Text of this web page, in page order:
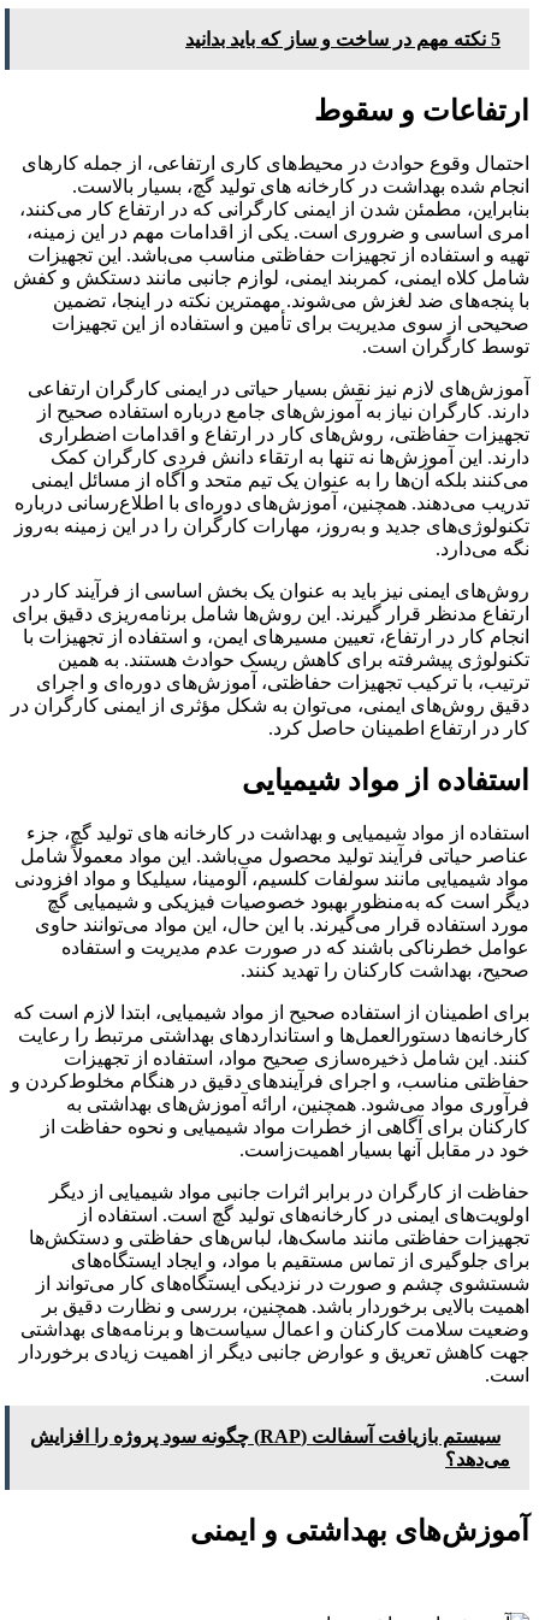
5 نکته مهم در ساخت و ساز که باید بدانید
ارتفاعات و سقوط
احتمال وقوع حوادث در محیط‌های کاری ارتفاعی، از جمله کارهای
انجام شده بهداشت در کارخانه های تولید گچ، بسیار بالاست.
بنابراین، مطمئن شدن از ایمنی کارگرانی که در ارتفاع کار می‌کنند،
امری اساسی و ضروری است. یکی از اقدامات مهم در این زمینه،
تهیه و استفاده از تجهیزات حفاظتی مناسب می‌باشد. این تجهیزات
شامل کلاه ایمنی، کمربند ایمنی، لوازم جانبی مانند دستکش و کفش
با پنجه‌های ضد لغزش می‌شوند. مهمترین نکته در اینجا، تضمین
صحیحی از سوی مدیریت برای تأمین و استفاده از این تجهیزات
توسط کارگران است.
آموزش‌های لازم نیز نقش بسیار حیاتی در ایمنی کارگران ارتفاعی
دارند. کارگران نیاز به آموزش‌های جامع درباره استفاده صحیح از
تجهیزات حفاظتی، روش‌های کار در ارتفاع و اقدامات اضطراری
دارند. این آموزش‌ها نه تنها به ارتقاء دانش فردی کارگران کمک
می‌کنند بلکه آن‌ها را به عنوان یک تیم متحد و آگاه از مسائل ایمنی
تدریب می‌دهند. همچنین، آموزش‌های دوره‌ای با اطلاع‌رسانی درباره
تکنولوژی‌های جدید و به‌روز، مهارات کارگران را در این زمینه به‌روز
نگه می‌دارد.
روش‌های ایمنی نیز باید به عنوان یک بخش اساسی از فرآیند کار در
ارتفاع مدنظر قرار گیرند. این روش‌ها شامل برنامه‌ریزی دقیق برای
انجام کار در ارتفاع، تعیین مسیرهای ایمن، و استفاده از تجهیزات با
تکنولوژی پیشرفته برای کاهش ریسک حوادث هستند. به همین
ترتیب، با ترکیب تجهیزات حفاظتی، آموزش‌های دوره‌ای و اجرای
دقیق روش‌های ایمنی، می‌توان به شکل مؤثری از ایمنی کارگران در
کار در ارتفاع اطمینان حاصل کرد.
استفاده از مواد شیمیایی
استفاده از مواد شیمیایی و بهداشت در کارخانه های تولید گچ، جزء
عناصر حیاتی فرآیند تولید محصول می‌باشد. این مواد معمولاً شامل
مواد شیمیایی مانند سولفات کلسیم، آلومینا، سیلیکا و مواد افزودنی
دیگر است که به‌منظور بهبود خصوصیات فیزیکی و شیمیایی گچ
مورد استفاده قرار می‌گیرند. با این حال، این مواد می‌توانند حاوی
عوامل خطرناکی باشند که در صورت عدم مدیریت و استفاده
صحیح، بهداشت کارکنان را تهدید کنند.
برای اطمینان از استفاده صحیح از مواد شیمیایی، ابتدا لازم است که
کارخانه‌ها دستورالعمل‌ها و استانداردهای بهداشتی مرتبط را رعایت
کنند. این شامل ذخیره‌سازی صحیح مواد، استفاده از تجهیزات
حفاظتی مناسب، و اجرای فرآیندهای دقیق در هنگام مخلوط‌کردن و
فرآوری مواد می‌شود. همچنین، ارائه آموزش‌های بهداشتی به
کارکنان برای آگاهی از خطرات مواد شیمیایی و نحوه حفاظت از
خود در مقابل آنها بسیار اهمیت‌زاست.
حفاظت از کارگران در برابر اثرات جانبی مواد شیمیایی از دیگر
اولویت‌های ایمنی در کارخانه‌های تولید گچ است. استفاده از
تجهیزات حفاظتی مانند ماسک‌ها، لباس‌های حفاظتی و دستکش‌ها
برای جلوگیری از تماس مستقیم با مواد، و ایجاد ایستگاه‌های
شستشوی چشم و صورت در نزدیکی ایستگاه‌های کار می‌تواند از
اهمیت بالایی برخوردار باشد. همچنین، بررسی و نظارت دقیق بر
وضعیت سلامت کارکنان و اعمال سیاست‌ها و برنامه‌های بهداشتی
جهت کاهش تعریق و عوارض جانبی دیگر از اهمیت زیادی برخوردار
است.
سیستم بازیافت آسفالت (RAP) چگونه سود پروژه را افزایش
می‌دهد؟
آموزش‌های بهداشتی و ایمنی